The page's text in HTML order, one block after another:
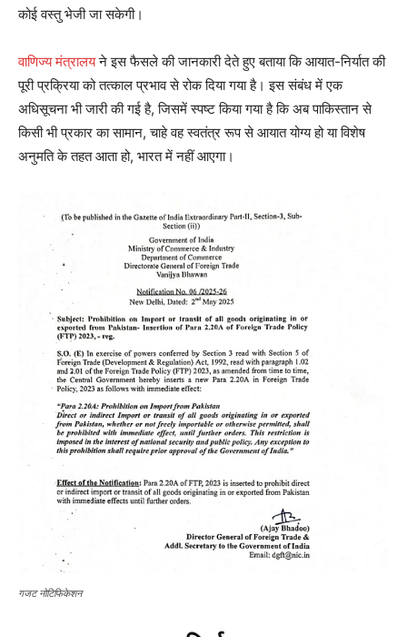
कोई वस्तु भेजी जा सकेगी।
वाणिज्य मंत्रालयने इस फैसले की जानकारी देते हुए बताया कि आयात-निर्यात की
पूरी प्रक्रिया को तत्काल प्रभाव से रोक दिया गया है। इस संबंध में एक
अधिसूचना भी जारी की गई है, जिसमें स्पष्ट किया गया है कि अब पाकिस्तान से
किसी भी प्रकार का सामान, चाहे वह स्वतंत्र रूप से आयात योग्य हो या विशेष
अनुमति के तहत आता हो, भारत में नहीं आएगा।
गजट नोटिफिकेशन